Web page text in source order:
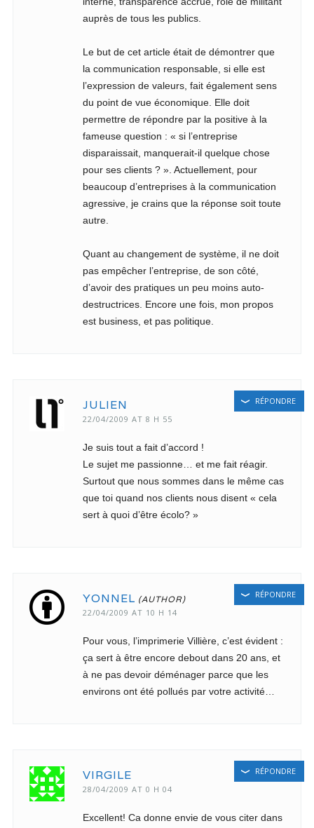
auprès de tous les publics.
Le but de cet article était de démontrer que
la communication responsable, si elle est
l’expression de valeurs, fait également sens
du point de vue économique. Elle doit
permettre de répondre par la positive à la
fameuse question : « si l’entreprise
disparaissait, manquerait-il quelque chose
pour ses clients ? ». Actuellement, pour
beaucoup d’entreprises à la communication
agressive, je crains que la réponse soit toute
autre.
Quant au changement de système, il ne doit
pas empêcher l’entreprise, de son côté,
d’avoir des pratiques un peu moins auto-
destructrices. Encore une fois, mon propos
est business, et pas politique.
JULIEN
22/04/2009 AT 8 H 55
Je suis tout a fait d’accord !
Le sujet me passionne… et me fait réagir.
Surtout que nous sommes dans le même cas
que toi quand nos clients nous disent « cela
sert à quoi d’être écolo? »
RÉPONDRE
YONNEL
22/04/2009 AT 10 H 14
Pour vous, l’imprimerie Villière, c’est évident :
ça sert à être encore debout dans 20 ans, et
à ne pas devoir déménager parce que les
environs ont été pollués par votre activité…
RÉPONDRE
VIRGILE
28/04/2009 AT 0 H 04
Excellent! Ca donne envie de vous citer dans
RÉPONDRE